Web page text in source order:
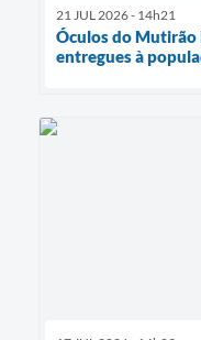
21 JUL 2026 - 14h21
Óculos do Mutirão
entregues à